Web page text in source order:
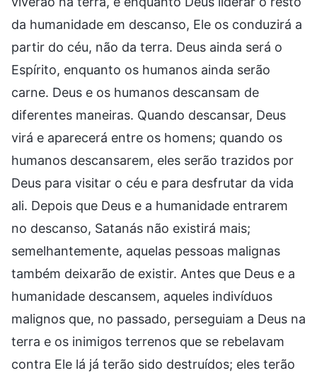
da humanidade em descanso, Ele os conduzirá a
partir do céu, não da terra. Deus ainda será o
Espírito, enquanto os humanos ainda serão
carne. Deus e os humanos descansam de
diferentes maneiras. Quando descansar, Deus
virá e aparecerá entre os homens; quando os
humanos descansarem, eles serão trazidos por
Deus para visitar o céu e para desfrutar da vida
ali. Depois que Deus e a humanidade entrarem
no descanso, Satanás não existirá mais;
semelhantemente, aquelas pessoas malignas
também deixarão de existir. Antes que Deus e a
humanidade descansem, aqueles indivíduos
malignos que, no passado, perseguiam a Deus na
terra e os inimigos terrenos que se rebelavam
contra Ele lá já terão sido destruídos; eles terão